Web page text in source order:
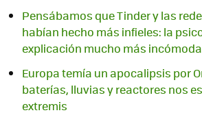
Pensábamos que Tinder y las
habían hecho más infieles: la
explicación mucho más incómoda
Europa temía un apocalipsis por
baterías, lluvias y reactores nos
extremis